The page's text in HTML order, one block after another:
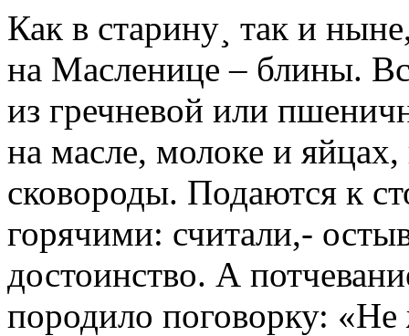
Как в старину¸ так и
на Масленице – блины.
из гречневой или
на масле, молоке и
сковороды. Подаются к
горячими: считали,-
достоинство. А
породило поговорку: